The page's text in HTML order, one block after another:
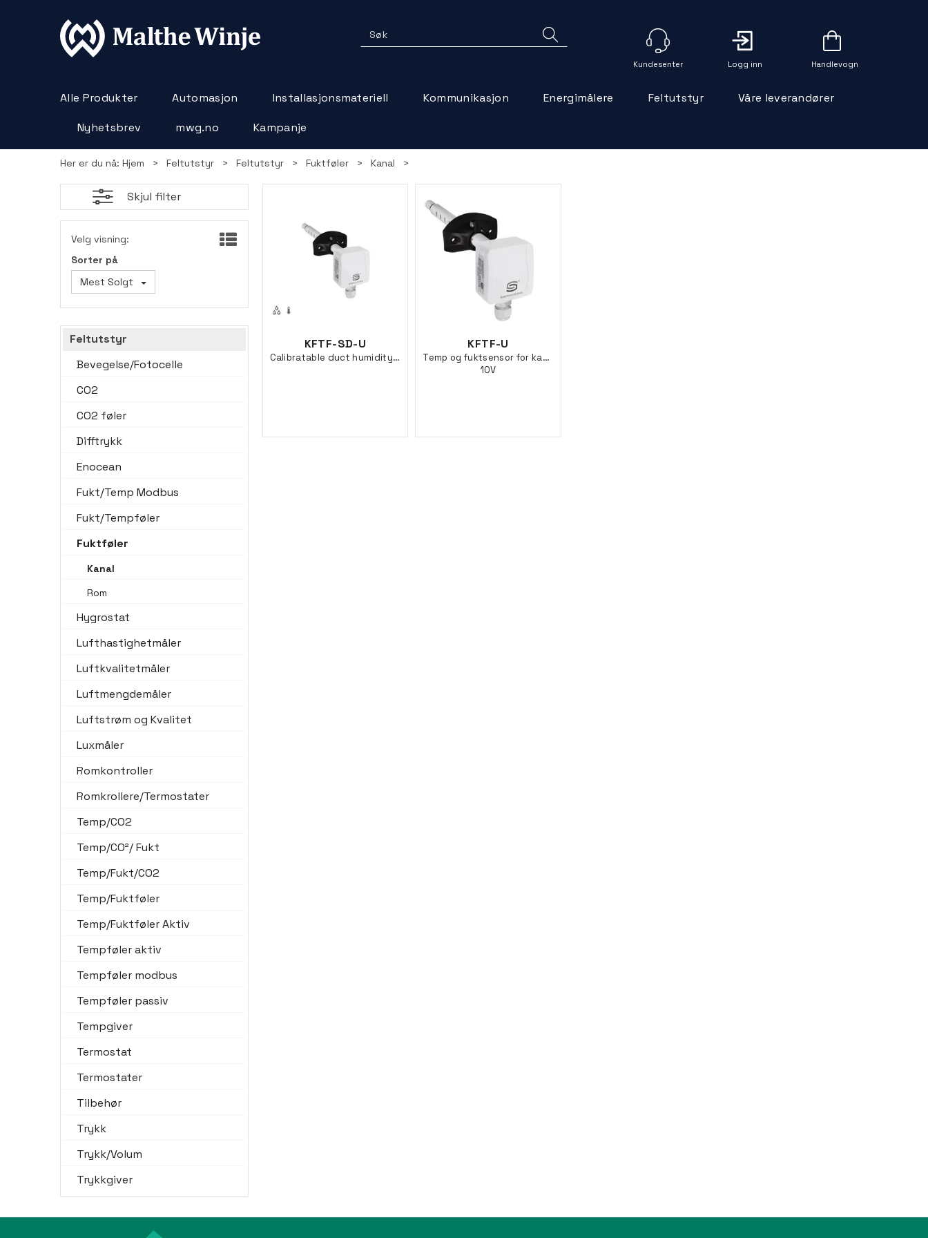
Logg inn Handlevogn
Alle Produkter Automasjon Installasjonsmateriell Kommunikasjon Energimålere Feltutstyr Våre leverandører
Nyhetsbrev mwg.no Kampanje
Her er du nå: Hjem > Feltutstyr > Feltutstyr > Fuktføler > Kanal >
Skjul filter
Velg visning:
Sorter på
Mest Solgt
Feltutstyr
Bevegelse/Fotocelle
CO2
CO2 føler
Difftrykk
Enocean
Fukt/Temp Modbus
Fukt/Tempføler
Fuktføler
Kanal
Rom
Hygrostat
Lufthastighetmåler
Luftkvalitetmåler
Luftmengdemåler
Luftstrøm og Kvalitet
Luxmåler
Romkontroller
Romkrollere/Termostater
Temp/CO2
Temp/CO²/ Fukt
Temp/Fukt/CO2
Temp/Fuktføler
Temp/Fuktføler Aktiv
Tempføler aktiv
Tempføler modbus
Tempføler passiv
Tempgiver
Termostat
Termostater
Tilbehør
Trykk
Trykk/Volum
Trykkgiver
KFTF-SD-U
Calibratable duct humidity-/ temp sensor
KFTF-U
Temp og fuktsensor for kanal, 0-
10V